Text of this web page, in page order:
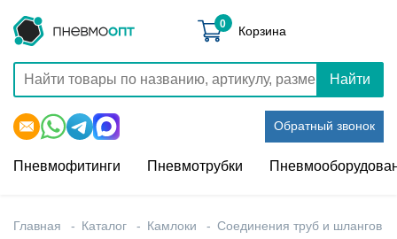
Найти
Обратный звонок
0 Корзина
Пневмофитинги Пневмотрубки
Главная Каталог Камлоки Соединения труб и шлангов